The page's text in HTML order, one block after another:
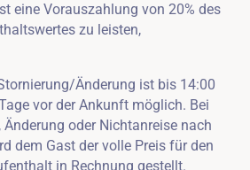
eine Vorauszahlung von 20% des
zu leisten,
Änderung ist bis 14:00
vor der Ankunft möglich. Bei
Änderung oder Nichtanreise nach
dem Gast der volle Preis für den
in Rechnung gestellt.